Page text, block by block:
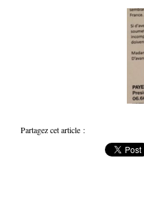
Partagez cet article :